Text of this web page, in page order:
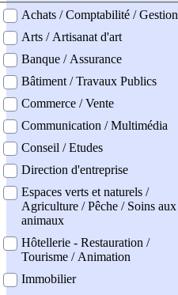
professionel
Achats / Comptabilité / Gestion
Arts / Artisanat d'art
Banque / Assurance
Bâtiment / Travaux Publics
Commerce / Vente
Communication / Multimédia
Conseil / Etudes
Direction d'entreprise
Espaces verts et naturels /
Agriculture / Pêche / Soins aux
animaux
Hôtellerie - Restauration /
Tourisme / Animation
Immobilier